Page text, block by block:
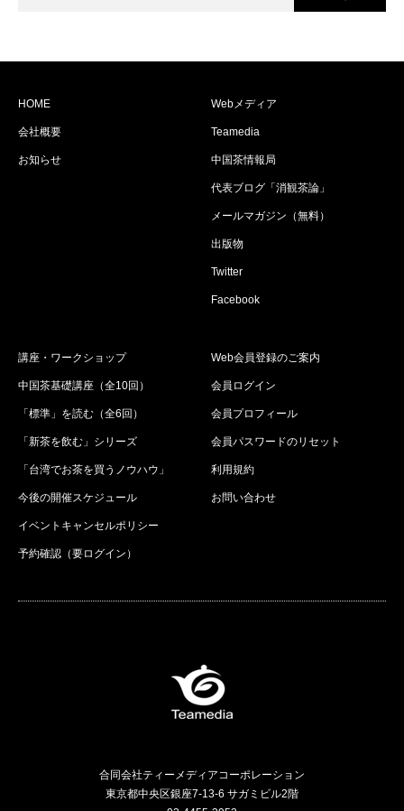
HOME
会社概要
お知らせ
Webメディア
Teamedia
中国茶情報局
代表ブログ「消観茶論」
メールマガジン（無料）
出版物
Twitter
Facebook
講座・ワークショップ
中国茶基礎講座（全10回）
「標準」を読む（全6回）
「新茶を飲む」シリーズ
「台湾でお茶を買うノウハウ」
今後の開催スケジュール
イベントキャンセルポリシー
予約確認（要ログイン）
Web会員登録のご案内
会員ログイン
会員プロフィール
会員パスワードのリセット
利用規約
お問い合わせ
合同会社ティーメディアコーポレーション
東京都中央区銀座7-13-6 サガミビル2階